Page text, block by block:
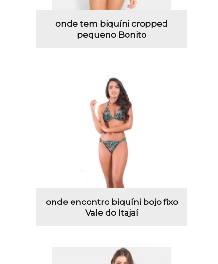
onde tem biquíni cropped
pequeno Bonito
onde encontro biquíni bojo fixo
Vale do Itajaí